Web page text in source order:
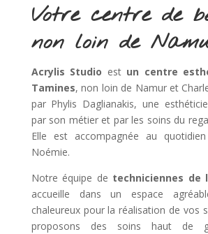
Votre centre de
non loin de
Acrylis Studio est un centre
Tamines, non loin de Namur et
par Phylis Daglianakis, une
par son métier et par les soins du
Elle est accompagnée au
Noémie.
Notre équipe de techniciennes de
accueille dans un espace
chaleureux pour la réalisation de vos
proposons des soins haut de